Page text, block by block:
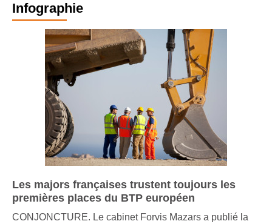
Infographie
Les majors françaises trustent toujours les
premières places du BTP européen
CONJONCTURE. Le cabinet Forvis Mazars a publié la